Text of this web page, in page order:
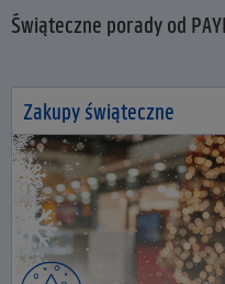
Świąteczne porady od
Zakupy świąteczne